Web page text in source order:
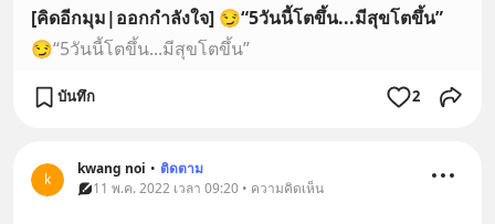
[คิดอีกมุม|ออกกำลังใจ] 😏“5วันนี้โตขึ้น...มีสุขโตขึ้น”
😏“5วันนี้โตขึ้น...มีสุขโตขึ้น”
บันทึก 2
k
kwang noi • ติดตาม
11 พ.ค. 2022 เวลา 09:20 • ความคิดเห็น